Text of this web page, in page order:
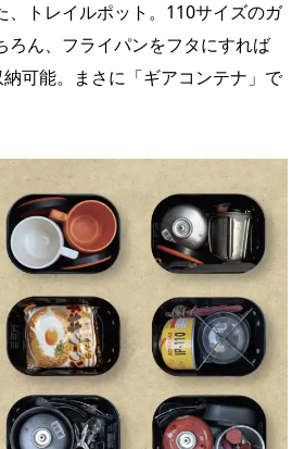
、トレイルポット。110サイズのガ
ろん、フライパンをフタにすれば
可能。まさに「ギアコンテナ」で